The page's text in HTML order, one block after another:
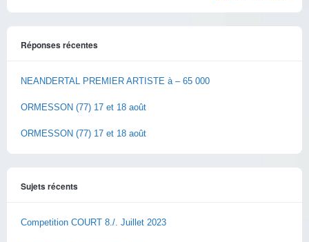
Réponses récentes
NEANDERTAL PREMIER ARTISTE à – 65 000
ORMESSON (77) 17 et 18 août
ORMESSON (77) 17 et 18 août
Sujets récents
Competition COURT 8./. Juillet 2023